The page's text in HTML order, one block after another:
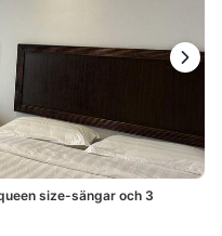
size-sängar och 3